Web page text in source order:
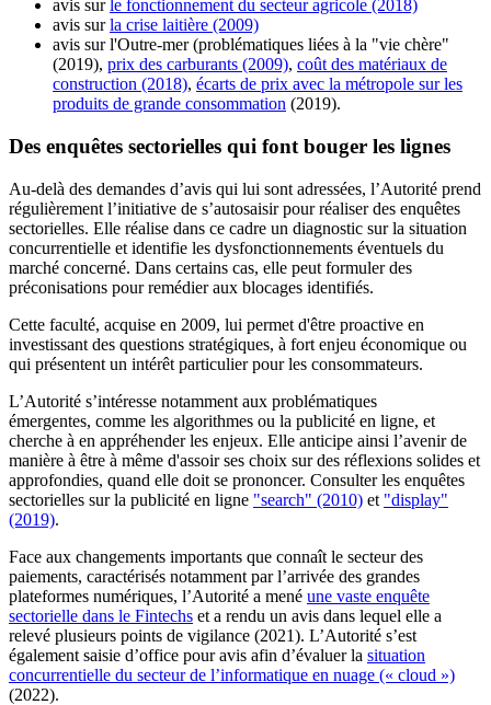
avis surle fonctionnement du secteur agricole (2018)
avis surla crise laitière (2009)
avis sur l'Outre-mer (problématiques liées à la "vie chère"
(2019), prix des carburants (2009), coût des matériaux de
construction (2018), écarts de prix avec la métropole sur les
produits de grande consommation (2019).
Des enquêtes sectorielles qui font bouger les lignes
Au-delà des demandes d’avis qui lui sont adressées, l’Autorité prend
régulièrement l’initiative de s’autosaisir pour réaliser des enquêtes
sectorielles. Elle réalise dans ce cadre un diagnostic sur la situation
concurrentielle et identifie les dysfonctionnements éventuels du
marché concerné. Dans certains cas, elle peut formuler des
préconisations pour remédier aux blocages identifiés.
Cette faculté, acquise en 2009, lui permet d'être proactive en
investissant des questions stratégiques, à fort enjeu économique ou
qui présentent un intérêt particulier pour les consommateurs.
L’Autorité s’intéresse notamment aux problématiques
émergentes, comme les algorithmes ou la publicité en ligne, et
cherche à en appréhender les enjeux. Elle anticipe ainsi l’avenir de
manière à être à même d'assoir ses choix sur des réflexions solides et
approfondies, quand elle doit se prononcer. Consulter les enquêtes
sectorielles sur la publicité en ligne "search" (2010) et "display"
(2019).
Face aux changements importants que connaît le secteur des
paiements, caractérisés notamment par l’arrivée des grandes
plateformes numériques, l’Autorité a mené une vaste enquête
sectorielle dans le Fintechs et a rendu un avis dans lequel elle a
relevé plusieurs points de vigilance (2021). L’Autorité s’est
également saisie d’office pour avis afin d’évaluerla situation
concurrentielle du secteurde l’informatique en nuage (« cloud »)
(2022).